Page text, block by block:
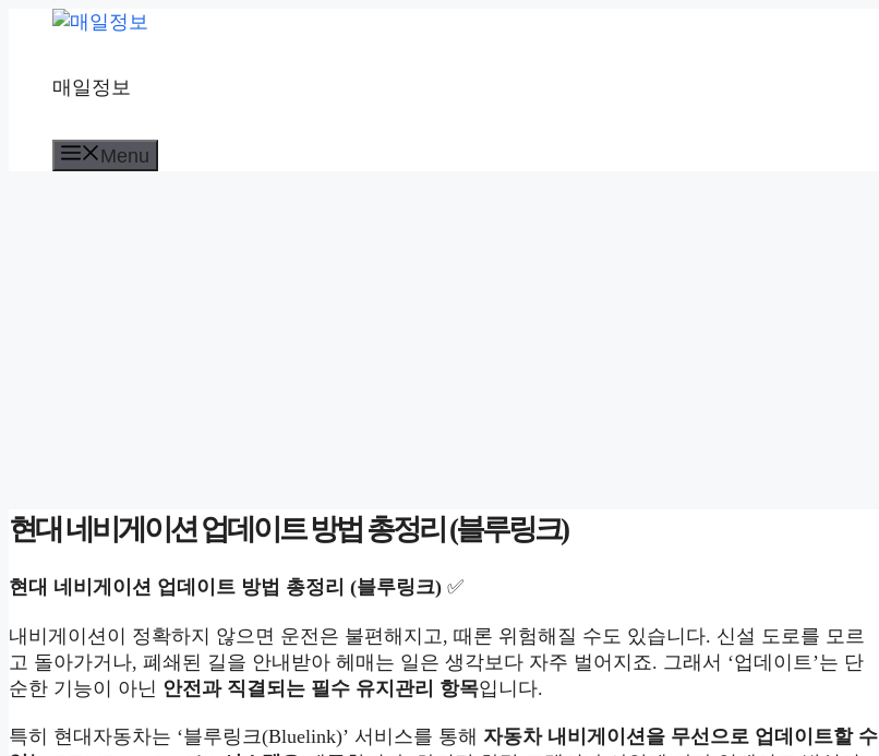
매일정보
Menu
현대 네비게이션 업데이트 방법 총정리 (블루링크)
현대 네비게이션 업데이트 방법 총정리 (블루링크) ✅
내비게이션이 정확하지 않으면 운전은 불편해지고, 때론 위험해질 수도 있습니다. 신설 도로를 모르
고 돌아가거나, 폐쇄된 길을 안내받아 헤매는 일은 생각보다 자주 벌어지죠. 그래서 ‘업데이트’는 단
순한 기능이 아닌 안전과 직결되는 필수 유지관리 항목입니다.
특히 현대자동차는 ‘블루링크(Bluelink)’ 서비스를 통해 자동차 내비게이션을 무선으로 업데이트할 수